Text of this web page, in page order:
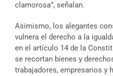
clamorosa”, señalan.
Asimismo, los alegantes
vulnera el derecho a la
en el artículo 14 de la
se recortan bienes y
trabajadores, empresarios y